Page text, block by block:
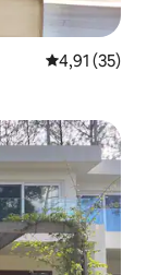
Средна
4,91 (35)